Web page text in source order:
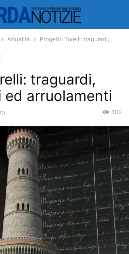
Attualità
Progetto Torelli: traguardi,
traguardi,
ed arruolamenti
102